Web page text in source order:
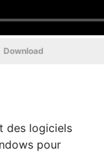
Download
des logiciels
pour